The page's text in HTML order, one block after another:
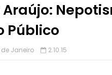
Público
de Janeiro 2.10.15